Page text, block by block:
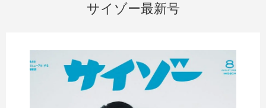
サイゾー最新号